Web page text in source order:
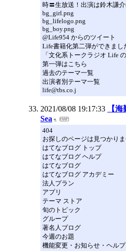
時〓生放送！出演は鈴木謙介
bg_girl.png
bg_lifelogo.png
bg_boy.png
@Life954 からのツイート
Life書籍化第二弾ができまし
「文化系トークラジオ Life
第一弾はこちら
過去のテーマ一覧
出演者別テーマ一覧
life@tbs.co.j
2021/08/08 19:17:33
【
Sea
404
お探しのページは見つかりま
はてなブログ トップ
はてなブログ ヘルプ
はてなブログ
はてなブログ アカデミー
法人プラン
アプリ
テーマ ストア
旬のトピック
グループ
著名人ブログ
今週のお題
機能変更・お知らせ・ヘルプ